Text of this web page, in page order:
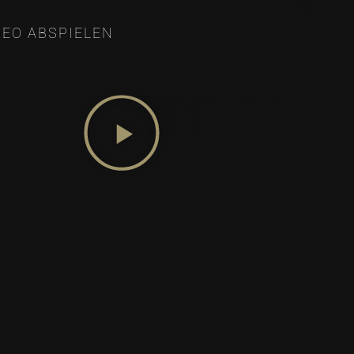
ABSPIELEN